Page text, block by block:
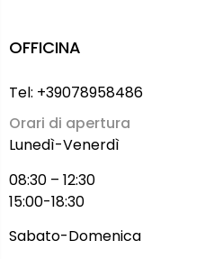
OFFICINA
Tel: +39078958486
Orari di apertura
Lunedì-Venerdì
08:30 – 12:30
15:00-18:30
Sabato-Domenica